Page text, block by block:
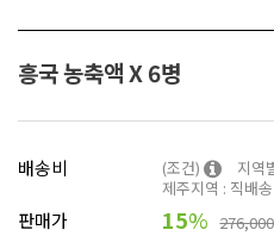
흥국 농축액 X 6병
배송비 (조건)
지역
제주지역 : 직배
판매가 15% 276,000